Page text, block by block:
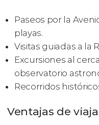
Paseos por la
playas.
Visitas guiadas a la
Excursiones al
observatorio
Recorridos
Ventajas de